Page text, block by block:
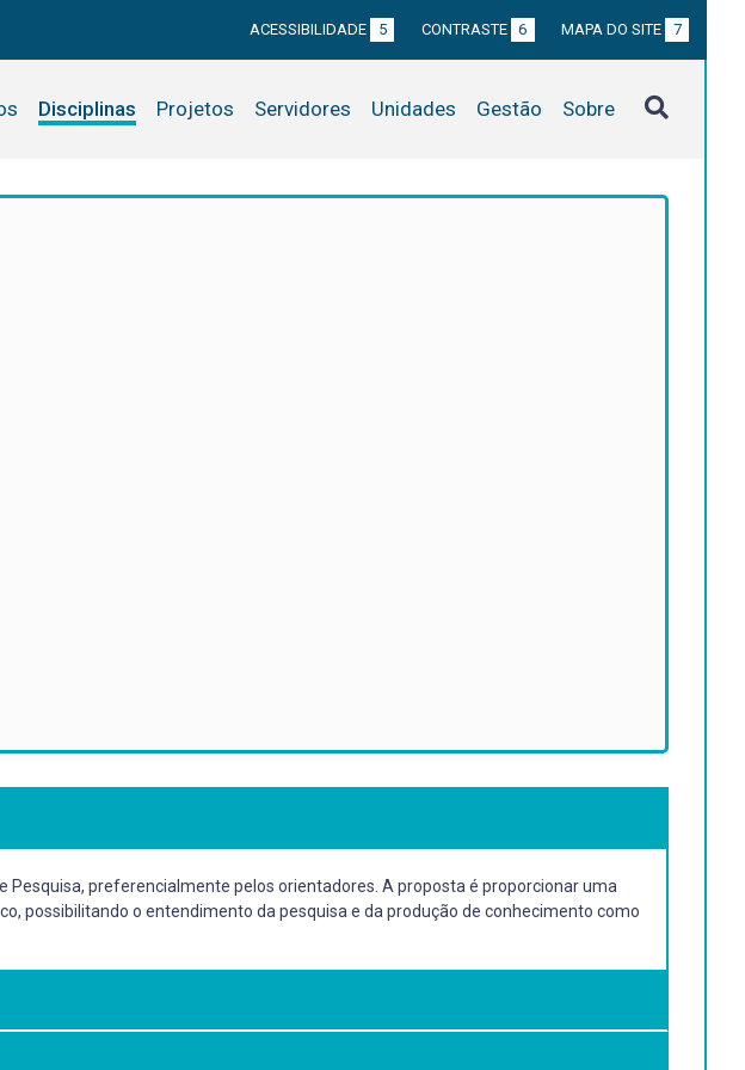
ACESSIBILIDADE 5 CONTRASTE 6 MAPA DO SITE 7
Disciplinas Projetos Servidores Unidades Gestão Sobre
preferencialmente pelos orientadores. A proposta é proporcionar uma
possibilitando o entendimento da pesquisa e da produção de conhecimento como